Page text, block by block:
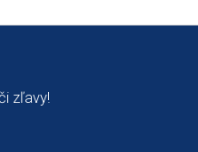
zľavy!